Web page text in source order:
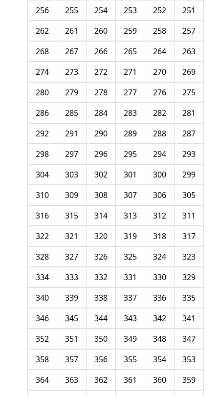
251
252
253
254
255
256
257
258
259
260
261
262
263
264
265
266
267
268
269
270
271
272
273
274
275
276
277
278
279
280
281
282
283
284
285
286
287
288
289
290
291
292
293
294
295
296
297
298
299
300
301
302
303
304
305
306
307
308
309
310
311
312
313
314
315
316
317
318
319
320
321
322
323
324
325
326
327
328
329
330
331
332
333
334
335
336
337
338
339
340
341
342
343
344
345
346
347
348
349
350
351
352
353
354
355
356
357
358
359
360
361
362
363
364